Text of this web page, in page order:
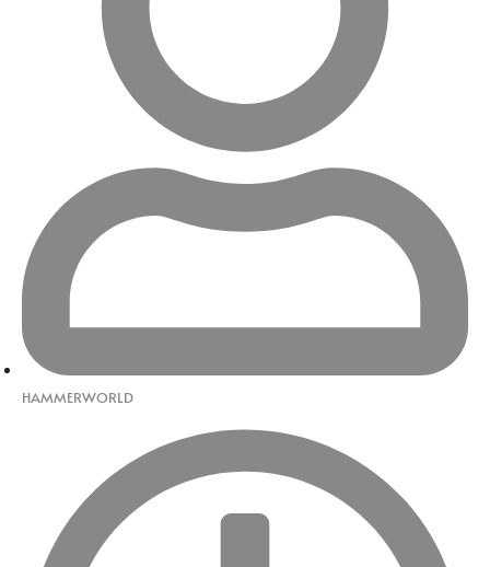
HAMMERWORLD